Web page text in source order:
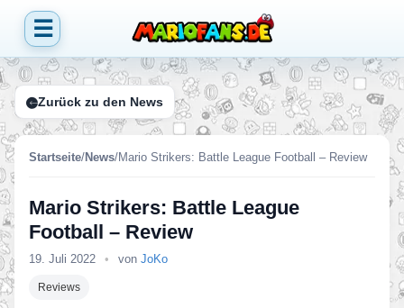
☰
Zurück zu den News
Startseite/News/Mario Strikers: Battle League Football – Review
Mario Strikers: Battle League
Football – Review
19. Juli 2022 • von JoKo
Reviews